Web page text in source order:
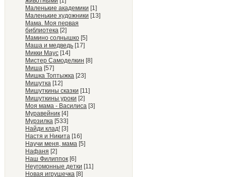
Маленькие академики [1]
Маленькие художники [13]
Мама. Моя первая
библиотека [2]
Мамино солнышко [5]
Маша и медведь [17]
Микки Маус [14]
Мистер Самоделкин [8]
Миша [57]
Мишка Топтыжка [23]
Мишутка [12]
Мишуткины сказки [11]
Мишуткины уроки [2]
Моя мама - Василиса [3]
Муравейник [4]
Мурзилка [533]
Найди клад! [3]
Настя и Никита [16]
Научи меня, мама [5]
Нафаня [2]
Наш Филиппок [6]
Неугомонные детки [11]
Новая игрушечка [8]